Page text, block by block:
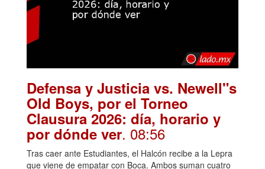
Defensa y Justicia vs. Newell"s
Old Boys, por el Torneo
Clausura 2026: día, horario y
por dónde ver. 08:56
Tras caer ante Estudiantes, el Halcón recibe a la Lepra
que viene de empatar con Boca. Ambos suman cuatro